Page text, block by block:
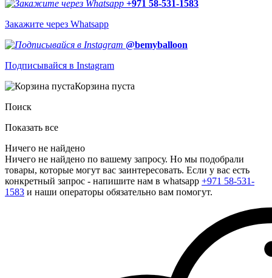
+971 58-531-1583
Закажите через Whatsapp
@bemyballoon
Подписывайся в Instagram
Корзина пуста
Поиск
Показать все
Ничего не найдено
Ничего не найдено по вашему запросу. Но мы подобрали
товары, которые могут вас заинтересовать. Если у вас есть
конкретный запрос - напишите нам в whatsapp +971 58-531-
1583 и наши операторы обязательно вам помогут.